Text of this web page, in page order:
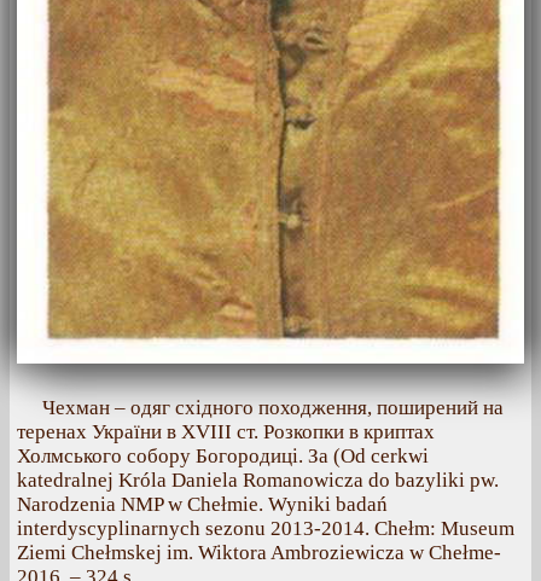
Чехман – одяг східного походження, поширений на
теренах України в XVIII ст. Розкопки в криптах
Холмського собору Богородиці. За (Od cerkwi
katedralnej Króla Daniela Romanowicza do bazyliki pw.
Narodzenia NMP w Chełmie. Wyniki badań
interdyscyplinarnych sezonu 2013-2014. Chełm: Museum
Ziemi Chełmskej im. Wiktora Ambroziewicza w Chełme-